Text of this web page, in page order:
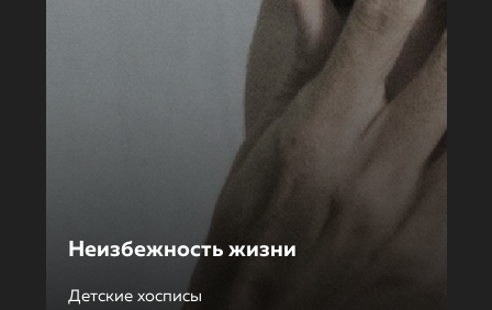
Неизбежность жизни
Детские хосписы